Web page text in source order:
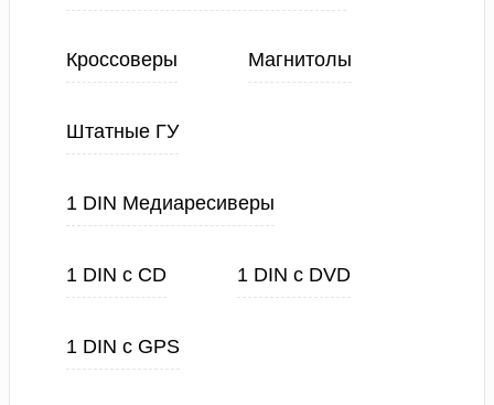
Кроссоверы Магнитолы
Штатные ГУ
1 DIN Медиаресиверы
1 DIN с CD 1 DIN с DVD
1 DIN с GPS